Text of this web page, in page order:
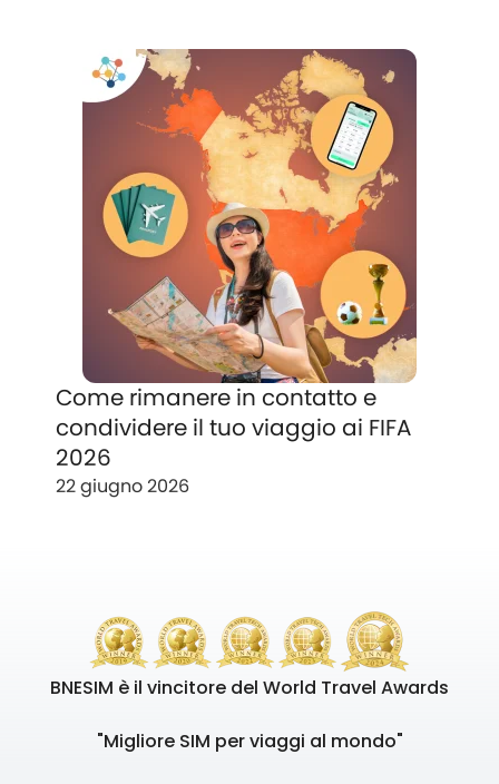
Come rimanere in contatto e
condividere il tuo viaggio ai FIFA
2026
22 giugno 2026
BNESIM è il vincitore del World Travel Awards
"Migliore SIM per viaggi al mondo"